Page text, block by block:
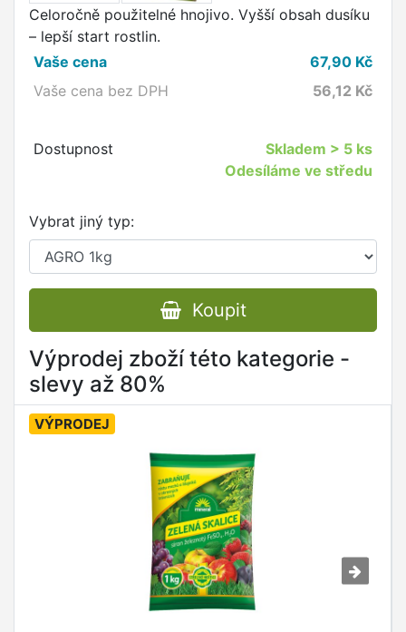
Celoročně použitelné hnojivo. Vyšší obsah dusíku
– lepší start rostlin.
Vaše cena
67,90 Kč
Vaše cena bez DPH
56,12 Kč
Dostupnost Skladem > 5 ks
Odesíláme ve středu
Vybrat jiný typ:
Koupit
Výprodej zboží této kategorie -
slevy až 80%
VÝPRODEJ